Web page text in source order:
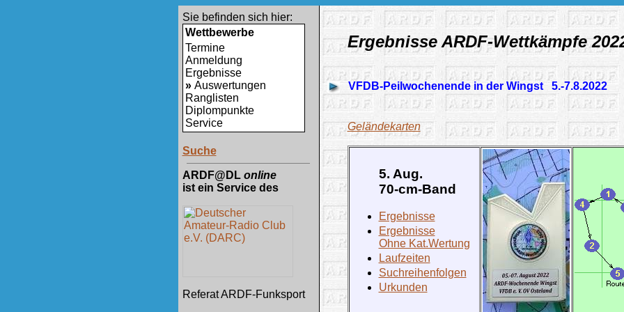
Sie befinden sich hier:
Wettbewerbe
Termine
Anmeldung
Ergebnisse
»Auswertungen
Ranglisten
Diplompunkte
Service
Suche
ARDF@DL online
ist ein Service des
Referat ARDF-Funksport
Ergebnisse ARDF-Wettkämpfe
VFDB-Peilwochenende in der Wingst 5.-7.8.2022
Geländekarten
5. Aug.
70-cm-Band
Ergebnisse
Ergebnisse
Ohne Kat.Wertung
Laufzeiten
Suchreihenfolgen
Urkunden